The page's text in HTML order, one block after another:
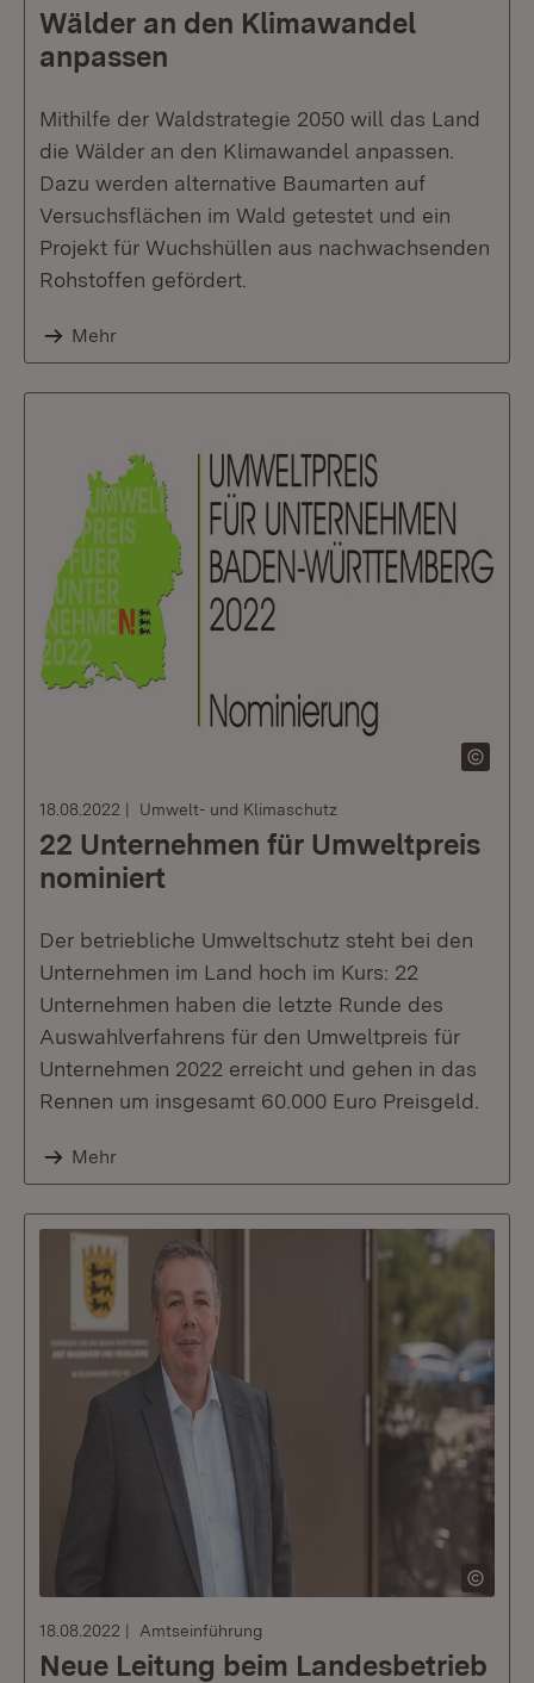
Wälder an den Klimawandel
anpassen
Mithilfe der Waldstrategie 2050 will das Land
die Wälder an den Klimawandel anpassen.
Dazu werden alternative Baumarten auf
Versuchsflächen im Wald getestet und ein
Projekt für Wuchshüllen aus nachwachsenden
Rohstoffen gefördert.
Mehr
18.08.2022 Umwelt- und Klimaschutz
22 Unternehmen für Umweltpreis
nominiert
Der betriebliche Umweltschutz steht bei den
Unternehmen im Land hoch im Kurs: 22
Unternehmen haben die letzte Runde des
Auswahlverfahrens für den Umweltpreis für
Unternehmen 2022 erreicht und gehen in das
Rennen um insgesamt 60.000 Euro Preisgeld.
Mehr
18.08.2022 Amtseinführung
Neue Leitung beim Landesbetrieb